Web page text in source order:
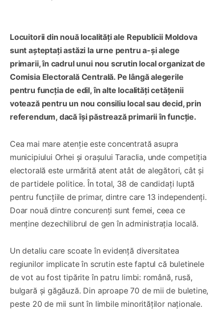
Locuitorii din nouă localități ale Republicii Moldova
sunt așteptați astăzi la urne pentru a-și alege
primarii, în cadrul unui nou scrutin local organizat de
Comisia Electorală Centrală. Pe lângă alegerile
pentru funcția de edil, în alte localități cetățenii
votează pentru un nou consiliu local sau decid, prin
referendum, dacă își păstrează primarii în funcție.
Cea mai mare atenție este concentrată asupra
municipiului Orhei și orașului Taraclia, unde competiția
electorală este urmărită atent atât de alegători, cât și
de partidele politice. În total, 38 de candidați luptă
pentru funcțiile de primar, dintre care 13 independenți.
Doar nouă dintre concurenți sunt femei, ceea ce
menține dezechilibrul de gen în administrația locală.
Un detaliu care scoate în evidență diversitatea
regiunilor implicate în scrutin este faptul că buletinele
de vot au fost tipărite în patru limbi: română, rusă,
bulgară și găgăuză. Din aproape 70 de mii de buletine,
peste 20 de mii sunt în limbile minorităților naționale.